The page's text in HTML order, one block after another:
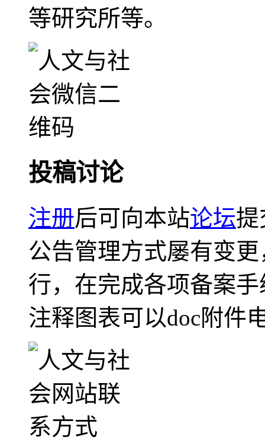
等研究所等。
投稿讨论
注册后可向本站论坛提
公告管理方式屡有变
行，在完成各项备案
注释图表可以doc附件